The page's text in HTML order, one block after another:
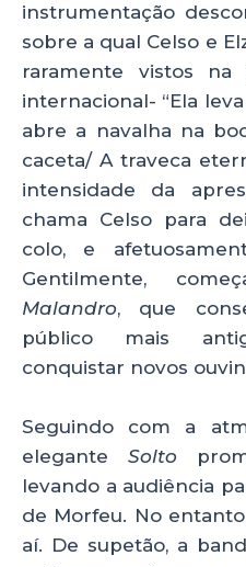
instrumentação
sobre a qual Celso e
raramente vistos na
internacional- “Ela
abre a navalha na
caceta/ A traveca
intensidade da
chama Celso para
colo, e
Gentilmente,
Malandro, que
público mais
conquistar novos
Seguindo com a
eleganteSolto
levando a audiência
de Morfeu. No
aí. De supetão, a